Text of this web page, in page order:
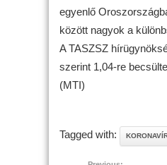
egyenlő
között nagyok a
A TASZSZ
szerint 1,04-re
(MTI)
Tagged with: